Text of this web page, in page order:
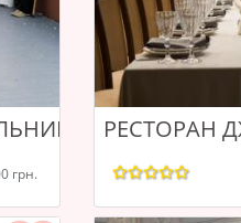
ПРОСТІР
грн.
РЕСТОРАН